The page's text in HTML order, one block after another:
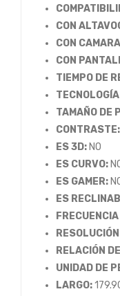
CON
CON
CON
TIEMPO DE
TAMAÑO DE
CONTRASTE:
ES 3D: NO
ES CURVO:
ES GAMER:
ES
RELACIÓN
UNIDAD DE
LARGO: